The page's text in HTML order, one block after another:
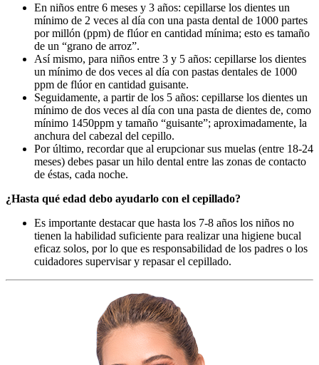
En niños entre 6 meses y 3 años: cepillarse los dientes un
mínimo de 2 veces al día con una pasta dental de 1000 partes
por millón (ppm) de flúor en cantidad mínima; esto es tamaño
de un “grano de arroz”.
Así mismo, para niños entre 3 y 5 años: cepillarse los dientes
un mínimo de dos veces al día con pastas dentales de 1000
ppm de flúor en cantidad guisante.
Seguidamente, a partir de los 5 años: cepillarse los dientes un
mínimo de dos veces al día con una pasta de dientes de, como
mínimo 1450ppm y tamaño “guisante”; aproximadamente, la
anchura del cabezal del cepillo.
Por último, recordar que al erupcionar sus muelas (entre 18-24
meses) debes pasar un hilo dental entre las zonas de contacto
de éstas, cada noche.
¿Hasta qué edad debo ayudarlo con el cepillado?
Es importante destacar que hasta los 7-8 años los niños no
tienen la habilidad suficiente para realizar una higiene bucal
eficaz solos, por lo que es responsabilidad de los padres o los
cuidadores supervisar y repasar el cepillado.